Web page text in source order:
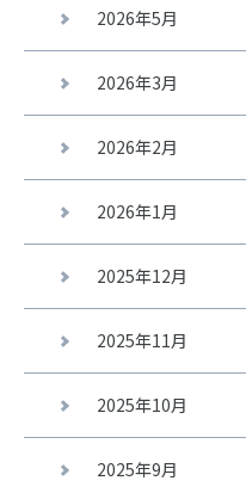
2026年5月
2026年3月
2026年2月
2026年1月
2025年12月
2025年11月
2025年10月
2025年9月